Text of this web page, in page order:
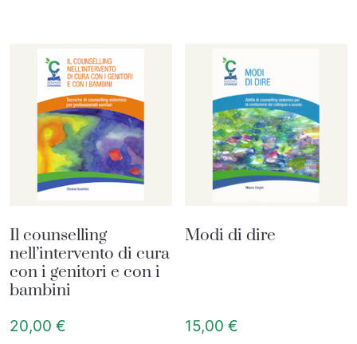
Il counselling
nell’intervento di cura
con i genitori e con i
bambini
20,00 €
Modi di dire
15,00€